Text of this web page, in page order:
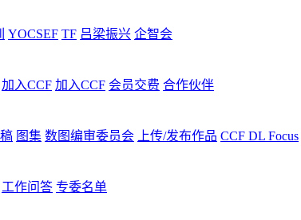
YOCSEF TF 吕梁振兴 企智会
加入CCF 加入CCF 会员交费 合作伙伴
图集 数图编审委员会 上传/发布作品 CCF DL Focus
工作问答 专委名单